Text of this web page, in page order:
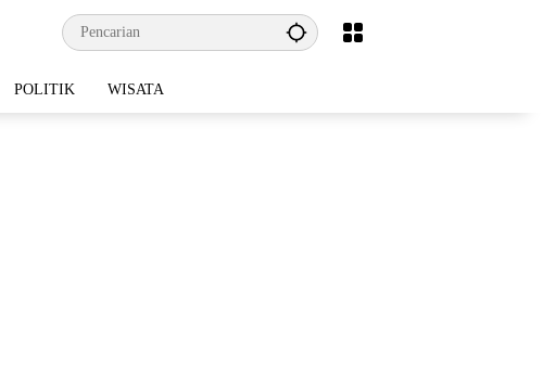
POLITIK WISATA